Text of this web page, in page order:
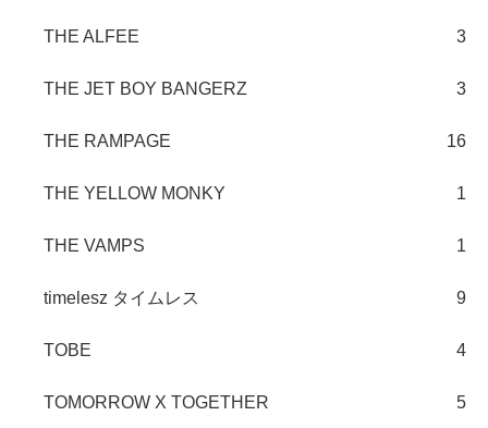
THE ALFEE 3
THE JET BOY BANGERZ 3
THE RAMPAGE 16
THE YELLOW MONKY 1
THE VAMPS 1
timelesz タイムレス 9
TOBE 4
TOMORROW X TOGETHER 5